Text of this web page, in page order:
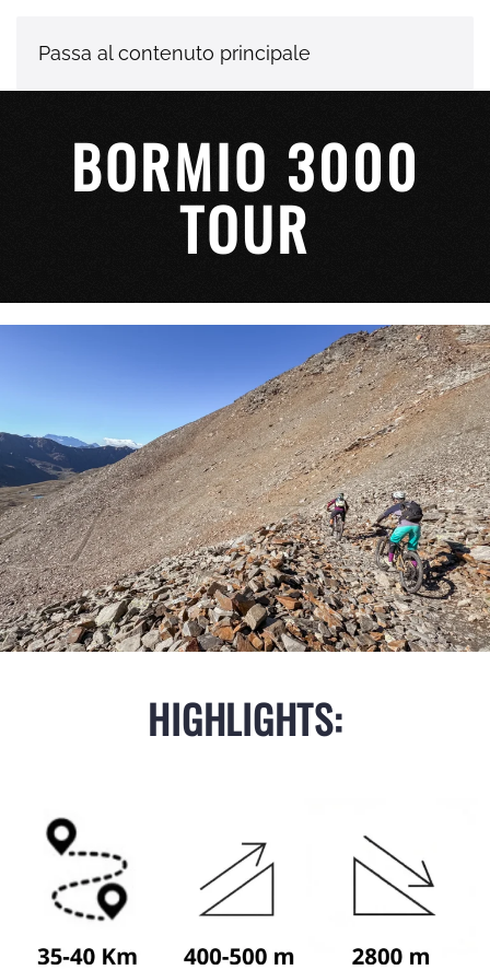
Passa al contenuto principale
BORMIO 3000
TOUR
HIGHLIGHTS: